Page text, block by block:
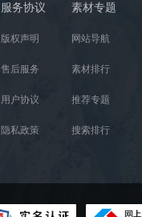
服务协议
版权声明
售后服务
用户协议
隐私政策
素材专题
网站导航
素材排行
推荐专题
搜索排行